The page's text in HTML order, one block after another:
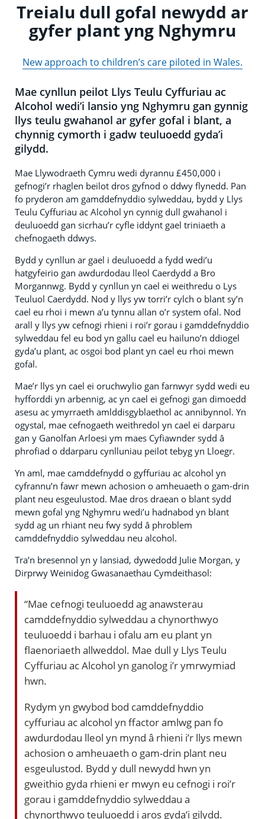
Treialu dull gofal newydd ar
gyfer plant yng Nghymru
New approach to children’s care piloted in Wales.
Mae cynllun peilot Llys Teulu Cyffuriau ac
Alcohol wedi’i lansio yng Nghymru gan gynnig
llys teulu gwahanol ar gyfer gofal i blant, a
chynnig cymorth i gadw teuluoedd gyda’i
gilydd.
Mae Llywodraeth Cymru wedi dyrannu £450,000 i
gefnogi’r rhaglen beilot dros gyfnod o ddwy flynedd. Pan
fo pryderon am gamddefnyddio sylweddau, bydd y Llys
Teulu Cyffuriau ac Alcohol yn cynnig dull gwahanol i
deuluoedd gan sicrhau’r cyfle iddynt gael triniaeth a
chefnogaeth ddwys.
Bydd y cynllun ar gael i deuluoedd a fydd wedi’u
hatgyfeirio gan awdurdodau lleol Caerdydd a Bro
Morgannwg. Bydd y cynllun yn cael ei weithredu o Lys
Teuluol Caerdydd. Nod y llys yw torri’r cylch o blant sy’n
cael eu rhoi i mewn a’u tynnu allan o’r system ofal. Nod
arall y llys yw cefnogi rhieni i roi’r gorau i gamddefnyddio
sylweddau fel eu bod yn gallu cael eu hailuno’n ddiogel
gyda’u plant, ac osgoi bod plant yn cael eu rhoi mewn
gofal.
Mae’r llys yn cael ei oruchwylio gan farnwyr sydd wedi eu
hyfforddi yn arbennig, ac yn cael ei gefnogi gan dimoedd
asesu ac ymyrraeth amlddisgyblaethol ac annibynnol. Yn
ogystal, mae cefnogaeth weithredol yn cael ei darparu
gan y Ganolfan Arloesi ym maes Cyfiawnder sydd â
phrofiad o ddarparu cynlluniau peilot tebyg yn Lloegr.
Yn aml, mae camddefnydd o gyffuriau ac alcohol yn
cyfrannu’n fawr mewn achosion o amheuaeth o gam-drin
plant neu esgeulustod. Mae dros draean o blant sydd
mewn gofal yng Nghymru wedi’u hadnabod yn blant
sydd ag un rhiant neu fwy sydd â phroblem
camddefnyddio sylweddau neu alcohol.
Tra’n bresennol yn y lansiad, dywedodd Julie Morgan, y
Dirprwy Weinidog Gwasanaethau Cymdeithasol:
“Mae cefnogi teuluoedd ag anawsterau
camddefnyddio sylweddau a chynorthwyo
teuluoedd i barhau i ofalu am eu plant yn
flaenoriaeth allweddol. Mae dull y Llys Teulu
Cyffuriau ac Alcohol yn ganolog i’r ymrwymiad
hwn.
Rydym yn gwybod bod camddefnyddio
cyffuriau ac alcohol yn ffactor amlwg pan fo
awdurdodau lleol yn mynd â rhieni i’r llys mewn
achosion o amheuaeth o gam-drin plant neu
esgeulustod. Bydd y dull newydd hwn yn
gweithio gyda rhieni er mwyn eu cefnogi i roi’r
gorau i gamddefnyddio sylweddau a
chynorthwyo teuluoedd i aros gyda’i gilydd.